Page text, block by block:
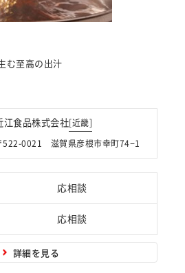
む至高の出汁
江食品株式会社[近畿]
522-0021 滋賀県彦根市幸町74−1
応相談
応相談
詳細を見る